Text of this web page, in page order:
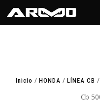
Inicio / HONDA / LÍNEA CB /
Cb